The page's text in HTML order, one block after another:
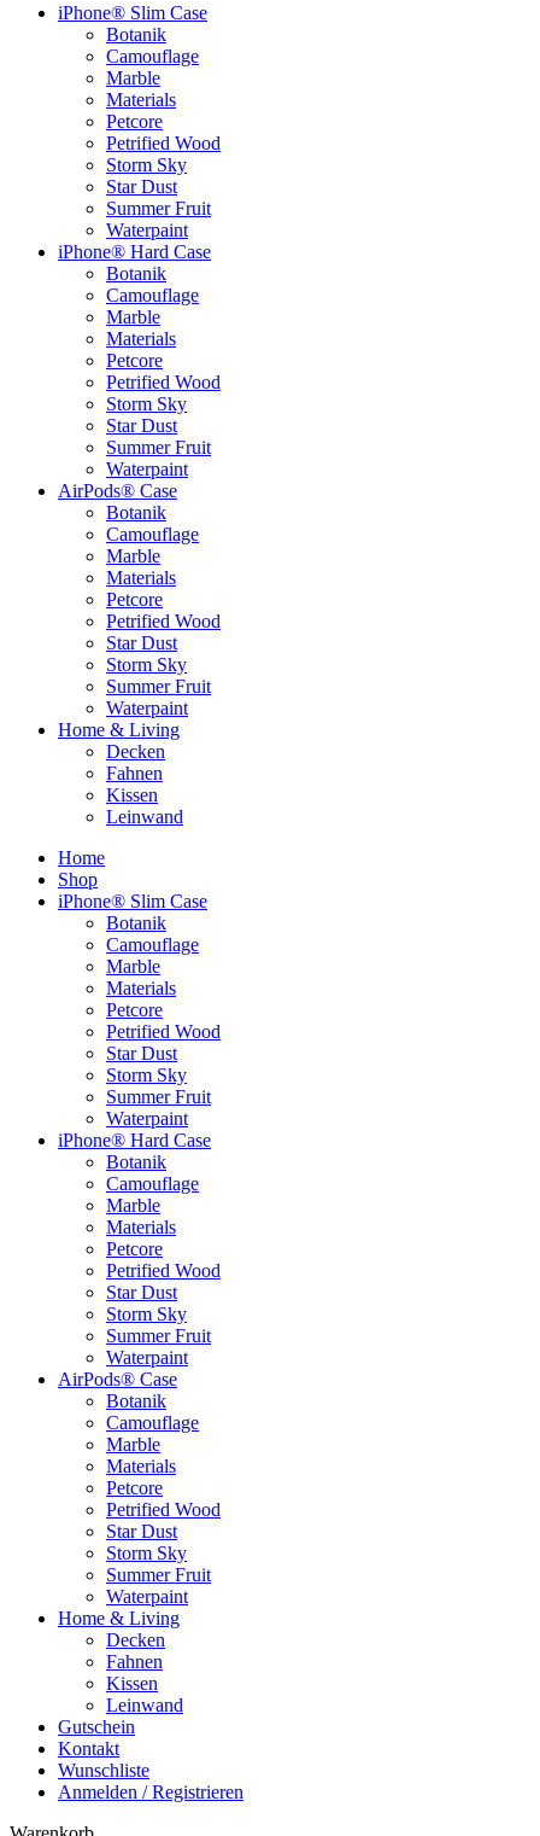
iPhone® Slim Case
Botanik
Camouflage
Marble
Materials
Petcore
Petrified Wood
Storm Sky
Star Dust
Summer Fruit
Waterpaint
iPhone® Hard Case
Botanik
Camouflage
Marble
Materials
Petcore
Petrified Wood
Storm Sky
Star Dust
Summer Fruit
Waterpaint
AirPods® Case
Botanik
Camouflage
Marble
Materials
Petcore
Petrified Wood
Star Dust
Storm Sky
Summer Fruit
Waterpaint
Home & Living
Decken
Fahnen
Kissen
Leinwand
Home
Shop
iPhone® Slim Case
Botanik
Camouflage
Marble
Materials
Petcore
Petrified Wood
Star Dust
Storm Sky
Summer Fruit
Waterpaint
iPhone® Hard Case
Botanik
Camouflage
Marble
Materials
Petcore
Petrified Wood
Star Dust
Storm Sky
Summer Fruit
Waterpaint
AirPods® Case
Botanik
Camouflage
Marble
Materials
Petcore
Petrified Wood
Star Dust
Storm Sky
Summer Fruit
Waterpaint
Home & Living
Decken
Fahnen
Kissen
Leinwand
Gutschein
Kontakt
Wunschliste
Anmelden / Registrieren